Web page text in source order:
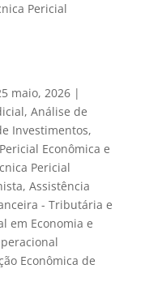
Pericial
maio, 2026|
, Análise de
Investimentos,
Econômica e
Pericial
, Assistência
- Tributária e
em Economia e
Econômica de